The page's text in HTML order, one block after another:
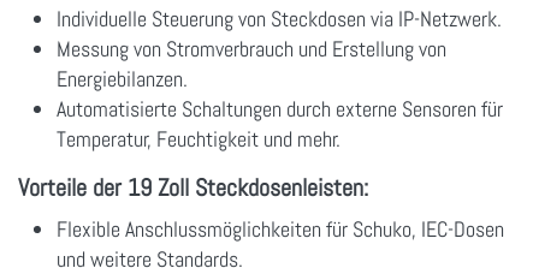
Individuelle Steuerung von Steckdosen via IP-Netzwerk.
Messung von Stromverbrauch und Erstellung von
Energiebilanzen.
Automatisierte Schaltungen durch externe Sensoren für
Temperatur, Feuchtigkeit und mehr.
Vorteile der 19 Zoll Steckdosenleisten:
Flexible Anschlussmöglichkeiten für Schuko, IEC-Dosen
und weitere Standards.